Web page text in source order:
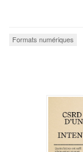
Formats numériques